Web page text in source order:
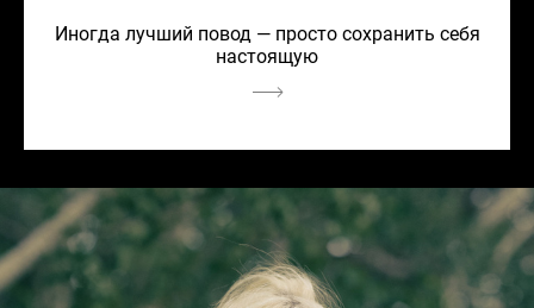
Иногда лучший повод — просто сохранить себя
настоящую